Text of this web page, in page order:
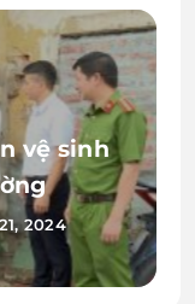
vệ sinh
2024